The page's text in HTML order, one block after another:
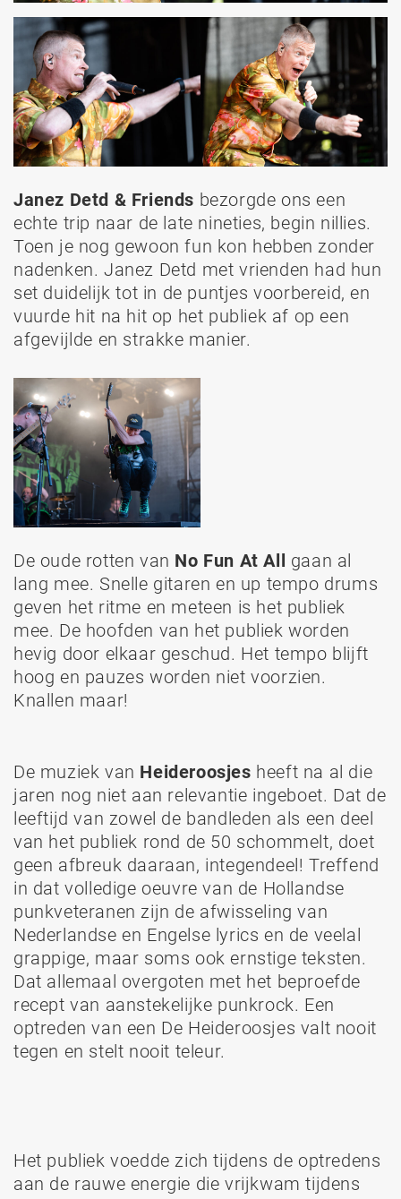
Janez Detd & Friends bezorgde ons een
echte trip naar de late nineties, begin nillies.
Toen je nog gewoon fun kon hebben zonder
nadenken. Janez Detd met vrienden had hun
set duidelijk tot in de puntjes voorbereid, en
vuurde hit na hit op het publiek af op een
afgevijlde en strakke manier.
De oude rotten van No Fun At All gaan al
lang mee. Snelle gitaren en up tempo drums
geven het ritme en meteen is het publiek
mee. De hoofden van het publiek worden
hevig door elkaar geschud. Het tempo blijft
hoog en pauzes worden niet voorzien.
Knallen maar!
De muziek van Heideroosjes heeft na al die
jaren nog niet aan relevantie ingeboet. Dat de
leeftijd van zowel de bandleden als een deel
van het publiek rond de 50 schommelt, doet
geen afbreuk daaraan, integendeel! Treffend
in dat volledige oeuvre van de Hollandse
punkveteranen zijn de afwisseling van
Nederlandse en Engelse lyrics en de veelal
grappige, maar soms ook ernstige teksten.
Dat allemaal overgoten met het beproefde
recept van aanstekelijke punkrock. Een
optreden van een De Heideroosjes valt nooit
tegen en stelt nooit teleur.
Het publiek voedde zich tijdens de optredens
aan de rauwe energie die vrijkwam tijdens